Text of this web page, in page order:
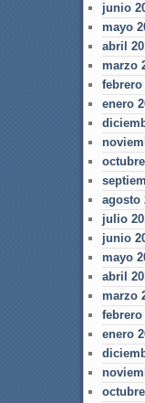
junio
mayo
abril
marzo
febrero
enero
agosto
julio
junio
mayo
abril
marzo
febrero
enero